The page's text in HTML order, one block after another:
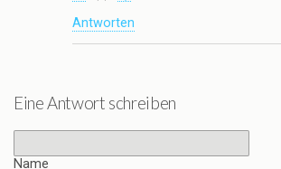
Antworten
Eine Antwort schreiben
Name